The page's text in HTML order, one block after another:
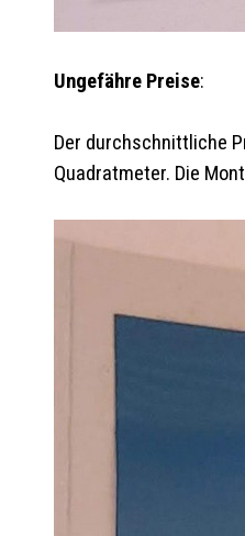
Ungefähre Preise:
Der durchschnittliche
Quadratmeter. Die